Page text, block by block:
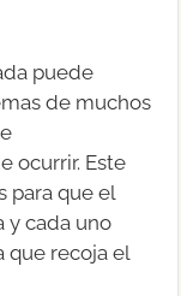
puede
de muchos
ocurrir. Este
para que el
y cada uno
que recoja el